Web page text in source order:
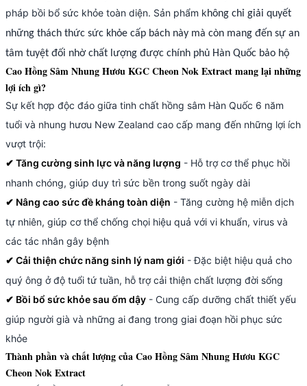
pháp bồi bổ sức khỏe toàn diện. Sản phẩm không chỉ giải quyết
những thách thức sức khỏe cấp bách này mà còn mang đến sự an
tâm tuyệt đối nhờ chất lượng được chính phủ Hàn Quốc bảo hộ
Cao Hồng Sâm Nhung Hươu KGC Cheon Nok Extract mang lại những
lợi ích gì?
Sự kết hợp độc đáo giữa tinh chất hồng sâm Hàn Quốc 6 năm
tuổi và nhung hươu New Zealand cao cấp mang đến những lợi ích
vượt trội:
✔ Tăng cường sinh lực và năng lượng - Hỗ trợ cơ thể phục hồi
nhanh chóng, giúp duy trì sức bền trong suốt ngày dài
✔ Nâng cao sức đề kháng toàn diện - Tăng cường hệ miễn dịch
tự nhiên, giúp cơ thể chống chọi hiệu quả với vi khuẩn, virus và
các tác nhân gây bệnh
✔ Cải thiện chức năng sinh lý nam giới - Đặc biệt hiệu quả cho
quý ông ở độ tuổi tứ tuần, hỗ trợ cải thiện chất lượng đời sống
✔ Bồi bổ sức khỏe sau ốm dậy - Cung cấp dưỡng chất thiết yếu
giúp người già và những ai đang trong giai đoạn hồi phục sức
khỏe
Thành phần và chất lượng của Cao Hồng Sâm Nhung Hươu KGC
Cheon Nok Extract